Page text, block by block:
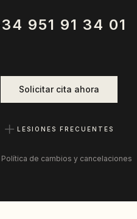
951 91 34 01
Solicitar cita ahora
LESIONES FRECUENTES
Política de cambios y cancelaciones